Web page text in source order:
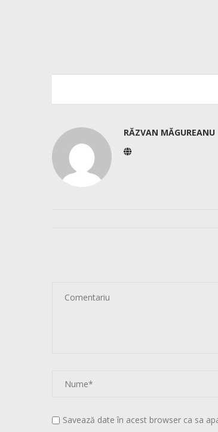
RĂZVAN MĂGUREANU
Savează date în acest browser ca sa